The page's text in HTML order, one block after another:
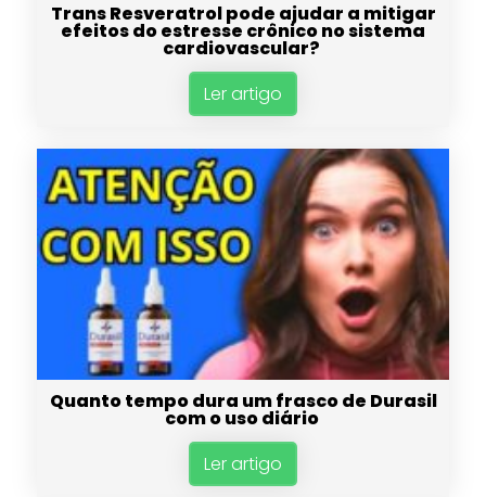
Trans Resveratrol pode ajudar a mitigar
efeitos do estresse crônico no sistema
cardiovascular?
Ler artigo
Quanto tempo dura um frasco de Durasil
com o uso diário
Ler artigo